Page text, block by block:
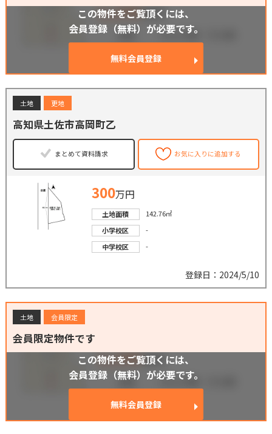
この物件をご覧頂くには、
会員登録（無料）が必要です。
無料会員登録
土地 更地
高知県土佐市高岡町乙
まとめて資料請求 お気に入りに追加する
300万円
土地面積
142.76㎡
小学校区
-
中学校区
-
登録日：2024/5/10
土地 会員限定
会員限定物件です
この物件をご覧頂くには、
会員登録（無料）が必要です。
無料会員登録